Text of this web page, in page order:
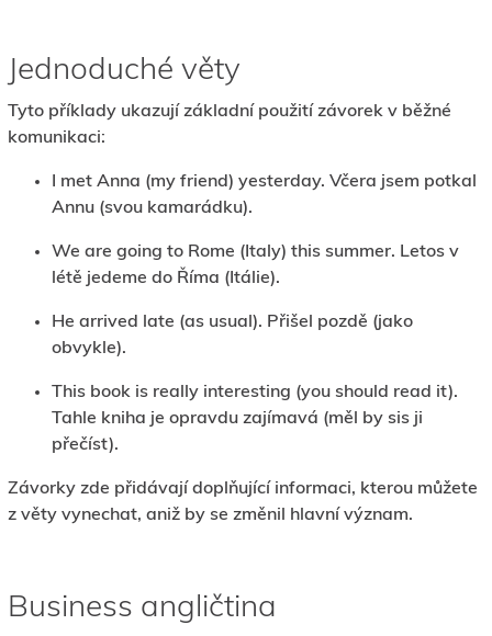
Jednoduché věty
Tyto příklady ukazují základní použití závorek v běžné
komunikaci:
I met Anna (my friend) yesterday. Včera jsem potkal
Annu (svou kamarádku).
We are going to Rome (Italy) this summer. Letos v
létě jedeme do Říma (Itálie).
He arrived late (as usual). Přišel pozdě (jako
obvykle).
This book is really interesting (you should read it).
Tahle kniha je opravdu zajímavá (měl by sis ji
přečíst).
Závorky zde přidávají doplňující informaci, kterou můžete
z věty vynechat, aniž by se změnil hlavní význam.
Business angličtina